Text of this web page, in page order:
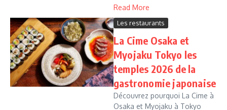
Read More
Les restaurants
La Cime Osaka et
Myojaku Tokyo les
temples 2026 de la
gastronomie japonaise
Découvrez pourquoi La Cime à
Osaka et Myojaku à Tokyo